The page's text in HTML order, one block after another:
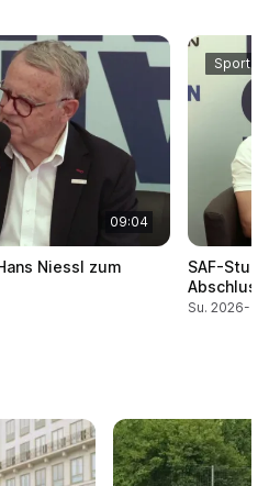
09:04
Niessl zum
Sport
SAF-
Su. 2026-